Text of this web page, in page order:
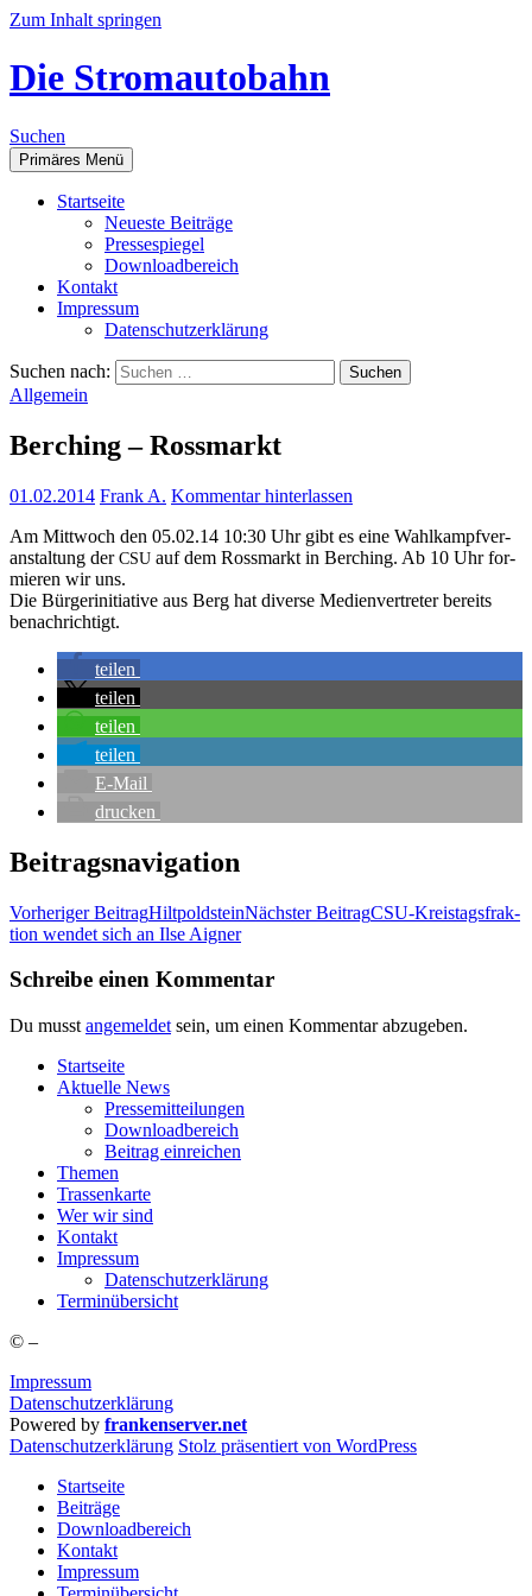
Zum Inhalt springen
Die Stromautobahn
Suchen
Primäres Menü
Start­sei­te
Neu­es­te Beiträge
Pres­se­spie­gel
Down­load­be­reich
Kon­takt
Impres­sum
Daten­schutz­er­klä­rung
Suchen nach:
Allgemein
Ber­ching – Rossmarkt
01.02.2014 Frank A. Kommentar hinterlassen
Am Mitt­woch den 05.02.14 10:30 Uhr gibt es eine Wahl­kampf­ver­
an­stal­tung derCSU auf dem Ross­markt in Ber­ching. Ab 10 Uhr for­
mie­ren wir uns.
Die Bür­ger­initia­ti­ve aus Berg hat diver­se Medi­en­ver­tre­ter bereits
benachrichtigt.
tei­len
tei­len
tei­len
tei­len
E‑Mail
dru­cken
Beitragsnavigation
Vorheriger BeitragHilt­pold­steinNächster BeitragCSU-Kreis­tags­frak­
ti­on wen­det sich an Ilse Aigner
Schreibe einen Kommentar
Du musst angemeldet sein, um einen Kommentar abzugeben.
Start­sei­te
Aktu­el­le News
Pres­se­mit­tei­lun­gen
Down­load­be­reich
Bei­trag einreichen
The­men
Tras­sen­kar­te
Wer wir sind
Kon­takt
Impres­sum
Daten­schutz­er­klä­rung
Ter­min­über­sicht
© –
Impressum
Datenschutzerklärung
Powered by frankenserver.net
Daten­schutz­er­klä­rung Stolz präsentiert von WordPress
Startseite
Beiträge
Downloadbereich
Kontakt
Impressum